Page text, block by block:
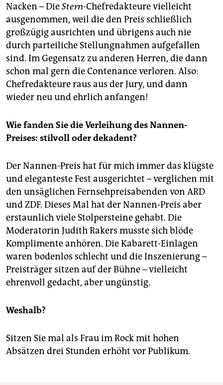
Nacken – DieStern-Chefredakteure vielleicht
ausgenommen, weil die den Preis schließlich
großzügig ausrichten und übrigens auch nie
durch parteiliche Stellungnahmen aufgefallen
sind. Im Gegensatz zu anderen Herren, die dann
schon mal gern die Contenance verloren. Also:
Chefredakteure raus aus der Jury, und dann
wieder neu und ehrlich anfangen!
Wie fanden Sie die Verleihung des Nannen-
Preises: stilvoll oder dekadent?
Der Nannen-Preis hat für mich immer das klügste
und eleganteste Fest ausgerichtet – verglichen mit
den unsäglichen Fernsehpreisabenden von ARD
und ZDF. Dieses Mal hat der Nannen-Preis aber
erstaunlich viele Stolpersteine gehabt. Die
Moderatorin Judith Rakers musste sich blöde
Komplimente anhören. Die Kabarett-Einlagen
waren bodenlos schlecht und die Inszenierung –
Preisträger sitzen auf der Bühne – vielleicht
ehrenvoll gedacht, aber ungünstig.
Weshalb?
Sitzen Sie mal als Frau im Rock mit hohen
Absätzen drei Stunden erhöht vor Publikum.